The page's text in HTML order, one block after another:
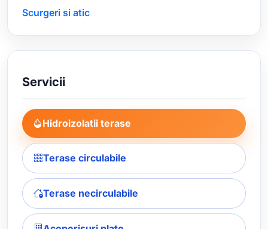
Scurgeri si atic
Servicii
Hidroizolatii terase
Terase circulabile
Terase necirculabile